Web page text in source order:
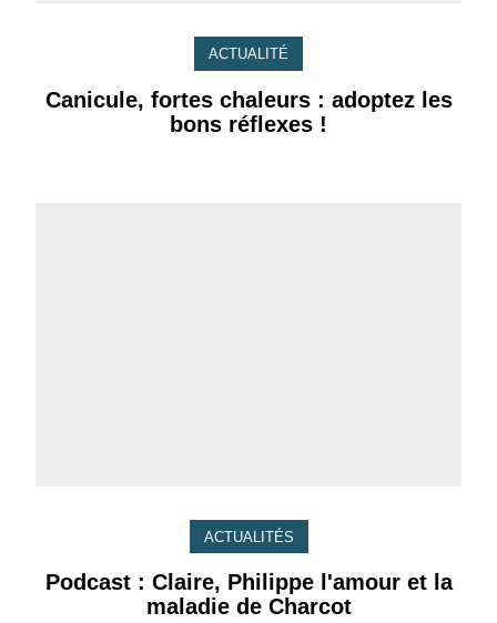
ACTUALITÉ
Canicule, fortes chaleurs : adoptez les
bons réflexes !
ACTUALITÉS
Podcast : Claire, Philippe l'amour et la
maladie de Charcot